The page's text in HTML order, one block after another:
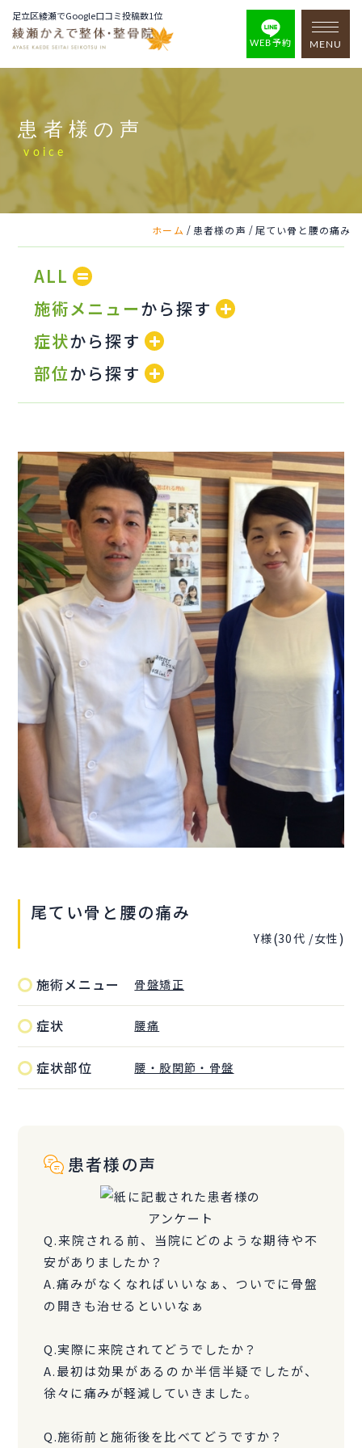
足立区綾瀬でGoogle口コミ投稿数1位
WEB予約 MENU
患者様の声
voice
ホーム / 患者様の声 / 尾てい骨と腰の痛み
ALL
施術メニューから探す
症状から探す
部位から探す
尾てい骨と腰の痛み
Y様(30代 /女性)
施術メニュー 骨盤矯正
症状 腰痛
症状部位 腰・股関節・骨盤
患者様の声
Q.来院される前、当院にどのような期待や不
安がありましたか？
A.痛みがなくなればいいなぁ、ついでに骨盤
の開きも治せるといいなぁ
Q.実際に来院されてどうでしたか？
A.最初は効果があるのか半信半疑でしたが、
徐々に痛みが軽減していきました。
Q.施術前と施術後を比べてどうですか？